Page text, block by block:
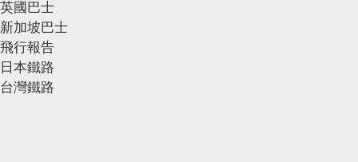
英國巴士
新加坡巴士
飛行報告
日本鐵路
台灣鐵路